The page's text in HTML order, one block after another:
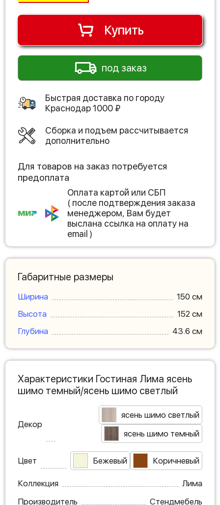
Купить
под заказ
Быстрая доставка по городу
Краснодар1000 ₽
Сборка и подъем рассчитывается
дополнительно
Для товаров на заказ потребуется
предоплата
Оплата картой или СБП
( после подтверждения заказа
менеджером, Вам будет
выслана ссылка на оплату на
email )
Габаритные размеры
Ширина
150 см
Высота
152 см
Глубина
43.6 см
Характеристики Гостиная Лима ясень
шимо темный/ясень шимо светлый
Декор
ясень шимо светлый
ясень шимо темный
Цвет Бежевый Коричневый
Коллекция
Лима
Производитель
Стендмебель